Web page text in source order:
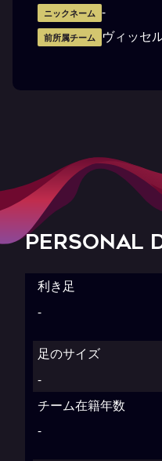
ニックネーム -
前所属チーム ヴィッセ
PERSONAL
利き足
-
足のサイズ
-
チーム在籍年数
-